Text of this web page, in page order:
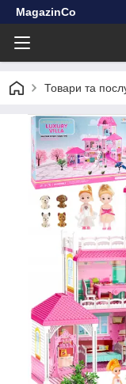
MagazinCo
Товари та